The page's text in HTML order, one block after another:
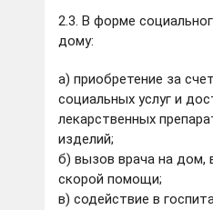
2.3. В форме
дому:
а) приобретение за
социальных услуг и
лекарственных
изделий;
б) вызов врача на дом,
скорой помощи;
в) содействие в